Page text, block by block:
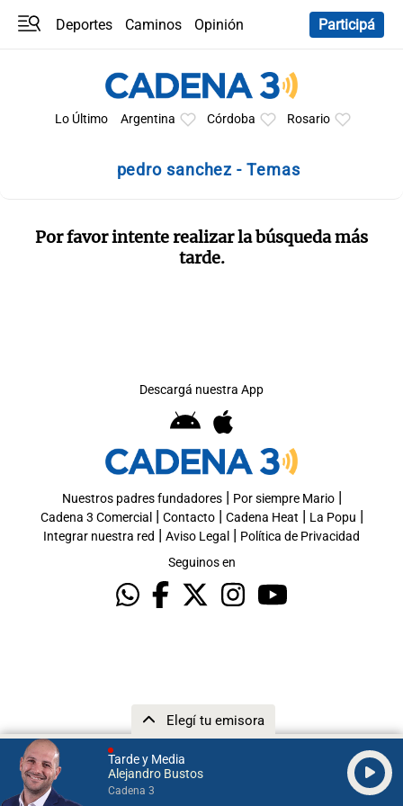
Tarde y Media
Alejandro Bustos
Cadena 3
Elegí tu emisora
Deportes Caminos
Opinión
Participá
Lo Último Argentina Córdoba Rosario
pedro sanchez - Temas
Por favor intente realizar la búsqueda más
tarde.
Descargá nuestra App
Nuestros padres fundadores| Por siempre Mario|
Cadena 3 Comercial | Contacto| Cadena Heat | La Popu |
Integrar nuestra red | Aviso Legal | Política de Privacidad
Seguinos en